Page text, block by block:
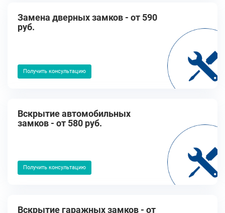
Замена дверных замков - от 590
руб.
Получить консультацию
Вскрытие автомобильных
замков - от 580 руб.
Получить консультацию
Вскрытие гаражных замков - от